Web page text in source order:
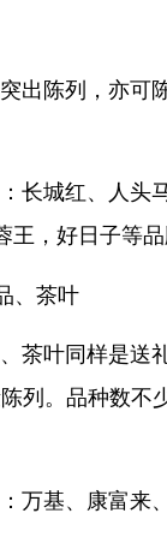
出陈列，亦可
长城红、人头
，好日子等品
、茶叶
茶叶同样是送
列。品种数不
万基、康富来